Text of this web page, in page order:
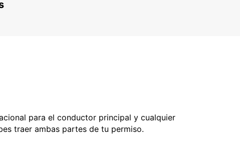
para el conductor principal y cualquier
traer ambas partes de tu permiso.